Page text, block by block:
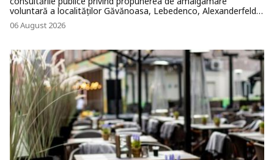
voluntară a localităților Găvănoasa, Lebedenco, Alexanderfeld
și Iujnoe. Evenimentul va avea loc vineri, 8 august, începând cu
ora 15:00, în sala de ședințe de la etajul II al Primăriei comunei
06 August 2026